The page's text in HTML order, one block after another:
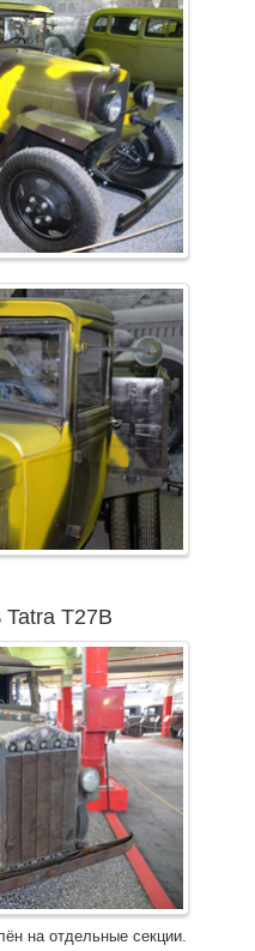
Tatra T27B
на отдельные секции.